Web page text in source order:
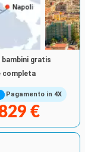
Pagamento in 4X
bambini gratis
completa
€